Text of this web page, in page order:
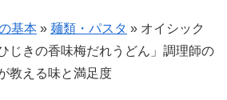
基本 » 麺類・パスタ » オイシック
じきの香味梅だれうどん」調理師の
教える味と満足度